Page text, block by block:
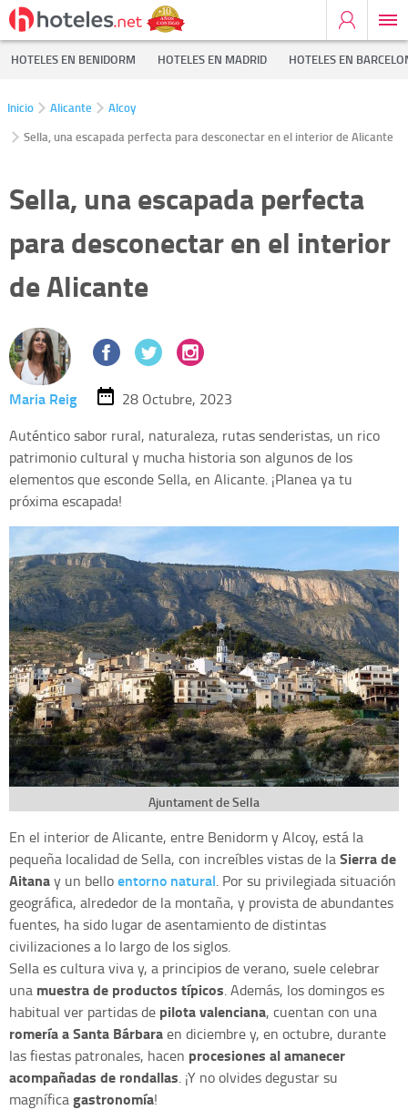
HOTELES EN BENIDORM HOTELES EN MADRID HOTELES EN
Inicio Alicante
Alcoy
Sella, una escapada perfecta para desconectar en el interior de Alicante
Sella, una escapada perfecta
para desconectar en el interior
de Alicante
Maria Reig
28 Octubre, 2023
Auténtico sabor rural, naturaleza, rutas senderistas, un rico
patrimonio cultural y mucha historia son algunos de los
elementos que esconde Sella, en Alicante. ¡Planea ya tu
próxima escapada!
Ajuntament de Sella
En el interior de Alicante, entre Benidorm y Alcoy, está la
pequeña localidad de Sella, con increíbles vistas de laSierra de
Aitanay un belloentorno natural. Por su privilegiada situación
geográfica, alrededor de la montaña, y provista de abundantes
fuentes, ha sido lugar de asentamiento de distintas
civilizaciones a lo largo de los siglos.
Sella es cultura viva y, a principios de verano, suele celebrar
una muestra de productos típicos. Además, los domingos es
habitual ver partidas de pilota valenciana, cuentan con una
romería a Santa Bárbaraen diciembre y, en octubre, durante
las fiestas patronales, hacen procesiones al amanecer
acompañadas de rondallas. ¡Y no olvides degustar su
magníficagastronomía!